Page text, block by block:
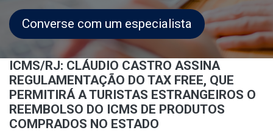
Converse com um especialista
ICMS/RJ: CLÁUDIO CASTRO ASSINA
REGULAMENTAÇÃO DO TAX FREE, QUE
PERMITIRÁ A TURISTAS ESTRANGEIROS O
REEMBOLSO DO ICMS DE PRODUTOS
COMPRADOS NO ESTADO